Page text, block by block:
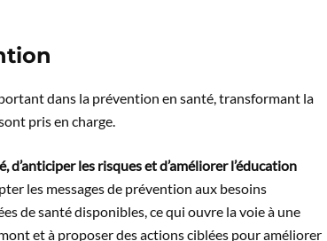
dans la prévention en santé, transformant la
pris en charge.
les risques et d’améliorer l’éducation
les messages de prévention aux besoins
de santé disponibles, ce qui ouvre la voie à une
et à proposer des actions ciblées pour améliorer